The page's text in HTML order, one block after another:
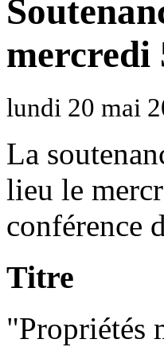
mercredi
lundi 20 mai
La
lieu le
conférence
Titre
"Propriétés